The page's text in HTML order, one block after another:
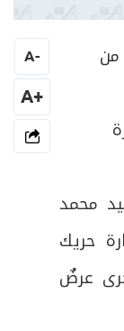
محمد
حريك
عرضٌ
-
A
+A